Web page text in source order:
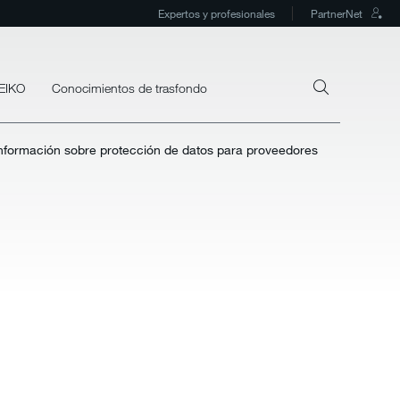
Expertos y profesionales PartnerNet
Conocimientos de trasfondo
sobre protección de datos para proveedores